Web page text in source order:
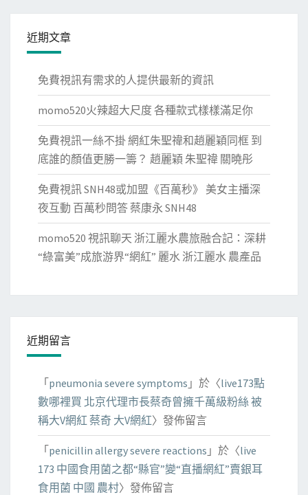
保
–
雙
鴨
山
新
聞
網
近期文章
免費視訊有需求的人提供最新的資訊
momo520火辣超大尺度 各種款式樣樣滿足你
免費視訊一絲不掛 網紅朱聖禕和趙麗穎同框 到
底誰的顏值更勝一籌？ 趙麗穎 朱聖禕 關曉彤
免費視訊 SNH48或加盟《百萬秒》 美女主播深
夜互動 百萬秒問答 蔡康永 SNH48
momo520 視訊聊天 浙江麗水農旅融合記：深耕
“綠富美”成旅游界“網紅” 麗水 浙江麗水 農產品
近期留言
「pneumonia severe symptoms 」於〈live173點
數哪裡買 北京代理市長蔡奇曾擁千萬級粉絲 被
稱大V網紅 蔡奇 大V網紅〉發佈留言
「penicillin allergy severe reactions 」於〈live
173 中國食用菌之都“縣官”變“直播網紅”賣銀耳
食用菌 中國 農村〉發佈留言